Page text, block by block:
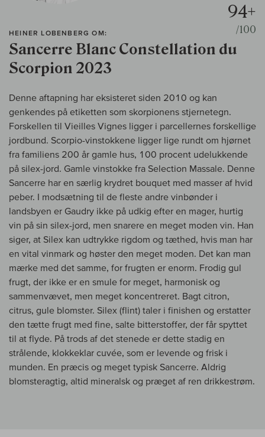
HEINER LOBENBERG OM:
Sancerre Blanc Constellation du
Scorpion 2023
94+
/100
Denne aftapning har eksisteret siden 2010 og kan
genkendes på etiketten som skorpionens stjernetegn.
Forskellen til Vieilles Vignes ligger i parcellernes forskellige
jordbund. Scorpio-vinstokkene ligger lige rundt om hjørnet
fra familiens 200 år gamle hus, 100 procent udelukkende
på silex-jord. Gamle vinstokke fra Selection Massale. Denne
Sancerre har en særlig krydret bouquet med masser af hvid
peber. I modsætning til de fleste andre vinbønder i
landsbyen er Gaudry ikke på udkig efter en mager, hurtig
vin på sin silex-jord, men snarere en meget moden vin. Han
siger, at Silex kan udtrykke rigdom og tæthed, hvis man har
en vital vinmark og høster den meget moden. Det kan man
mærke med det samme, for frugten er enorm. Frodig gul
frugt, der ikke er en smule for meget, harmonisk og
sammenvævet, men meget koncentreret. Bagt citron,
citrus, gule blomster. Silex (flint) taler i finishen og erstatter
den tætte frugt med fine, salte bitterstoffer, der får spyttet
til at flyde. På trods af det stenede er dette stadig en
strålende, klokkeklar cuvée, som er levende og frisk i
munden. En præcis og meget typisk Sancerre. Aldrig
blomsteragtig, altid mineralsk og præget af ren drikkestrøm.